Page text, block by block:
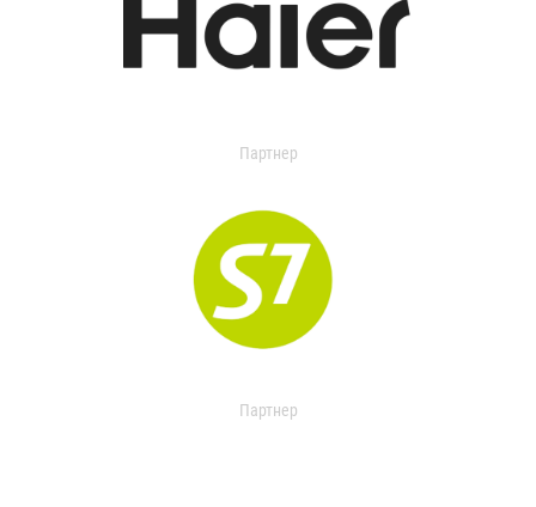
Партнер
Партнер